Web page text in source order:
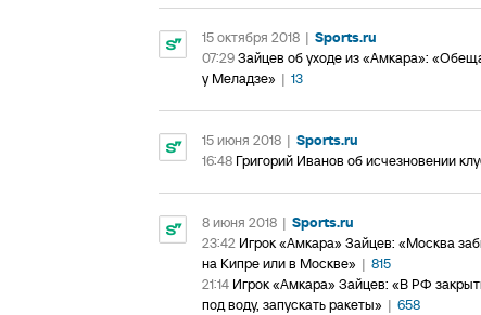
15 октября 2018 | Sports.ru
07:29Зайцев об уходе из «Амкара»:
у Меладзе» | 13
15 июня 2018 | Sports.ru
16:48 Григорий Иванов об исчезновении
8 июня 2018 | Sports.ru
23:42 Игрок «Амкара» Зайцев: «Москва
на Кипре или в Москве» | 815
21:14 Игрок «Амкара» Зайцев: «В РФ
под воду, запускать ракеты» | 658